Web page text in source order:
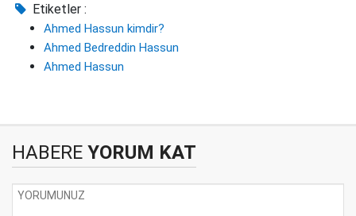
Etiketler :
Ahmed Hassun kimdir?
Ahmed Bedreddin Hassun
Ahmed Hassun
HABERE YORUM KAT